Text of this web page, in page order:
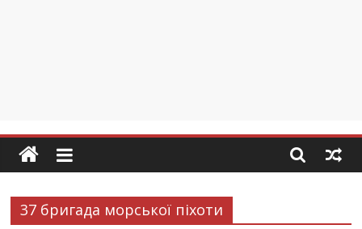
37 бригада морської піхоти